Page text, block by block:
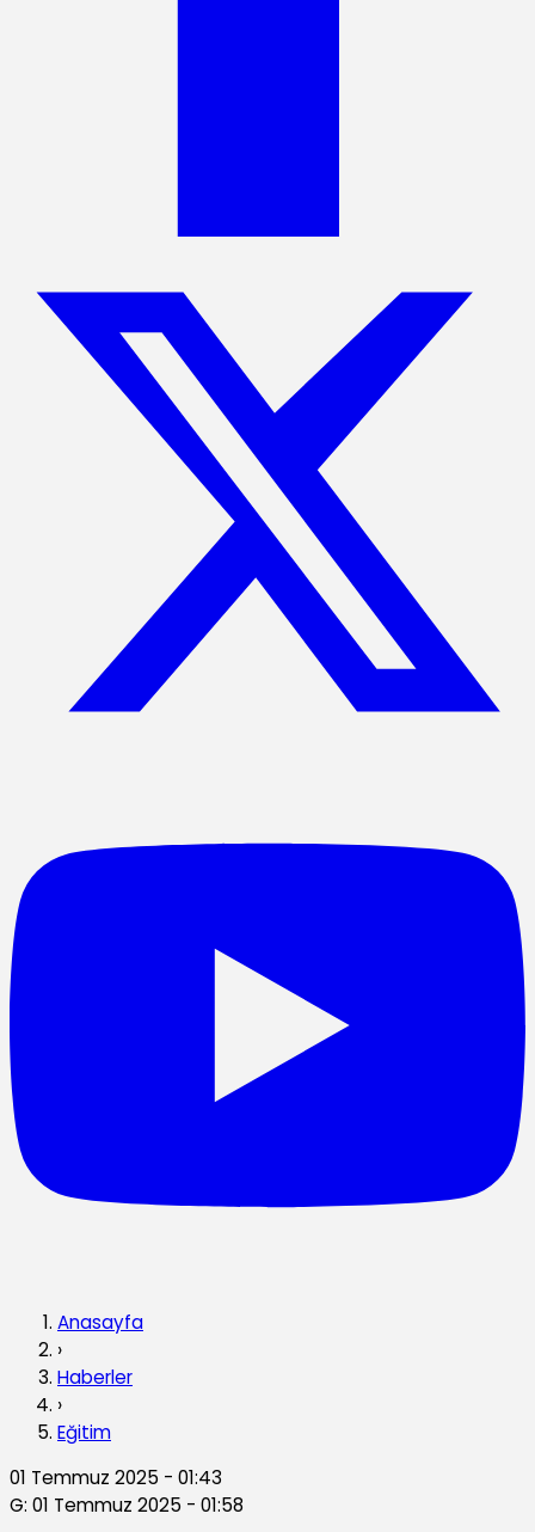
Anasayfa
›
Haberler
›
Eğitim
01 Temmuz 2025 - 01:43
G: 01 Temmuz 2025 - 01:58